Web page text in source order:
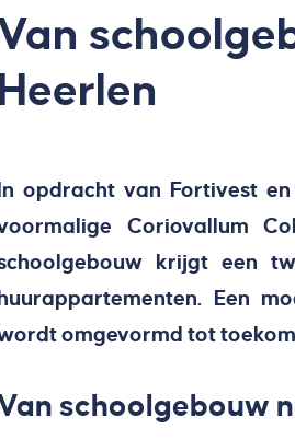
Heerlen
In opdracht van Fortivest
Coriovallum
krijgt een
huurappartementen. Een
omgevormd tot
schoolgebouw